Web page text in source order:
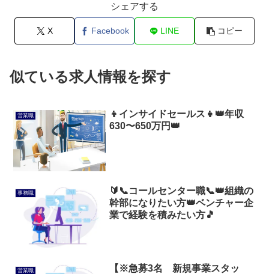
シェアする
X Facebook LINE コピー
似ている求人情報を探す
営業職
👦インサイドセールス👧👑年収
630〜650万円👑
事務職
🔰📞コールセンター職📞👑組織の
幹部になりたい方👑ベンチャー企
業で経験を積みたい方🎵
営業職
【※急募3名 新規事業スタッ